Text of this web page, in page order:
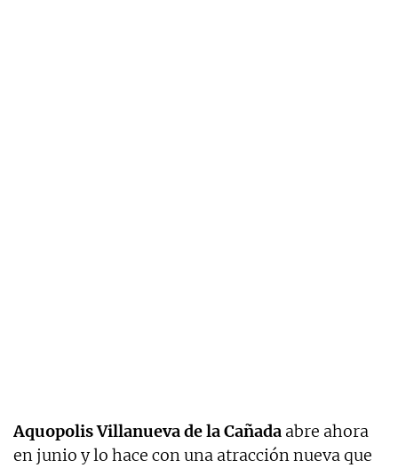
Aquopolis Villanueva de la Cañada abre ahora
en junio y lo hace con una atracción nueva que